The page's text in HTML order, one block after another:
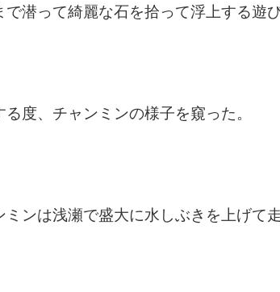
で潜って綺麗な石を拾って浮上する遊
る度、チャンミンの様子を窺った。
ミンは浅瀬で盛大に水しぶきを上げて